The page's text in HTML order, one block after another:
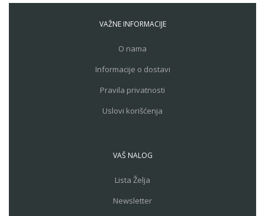
VAŽNE INFORMACIJE
O nama
Informacije o dostavi
Pravila privatnosti
Uslovi korišćenja
VAŠ NALOG
Lista Želja
Newsletter